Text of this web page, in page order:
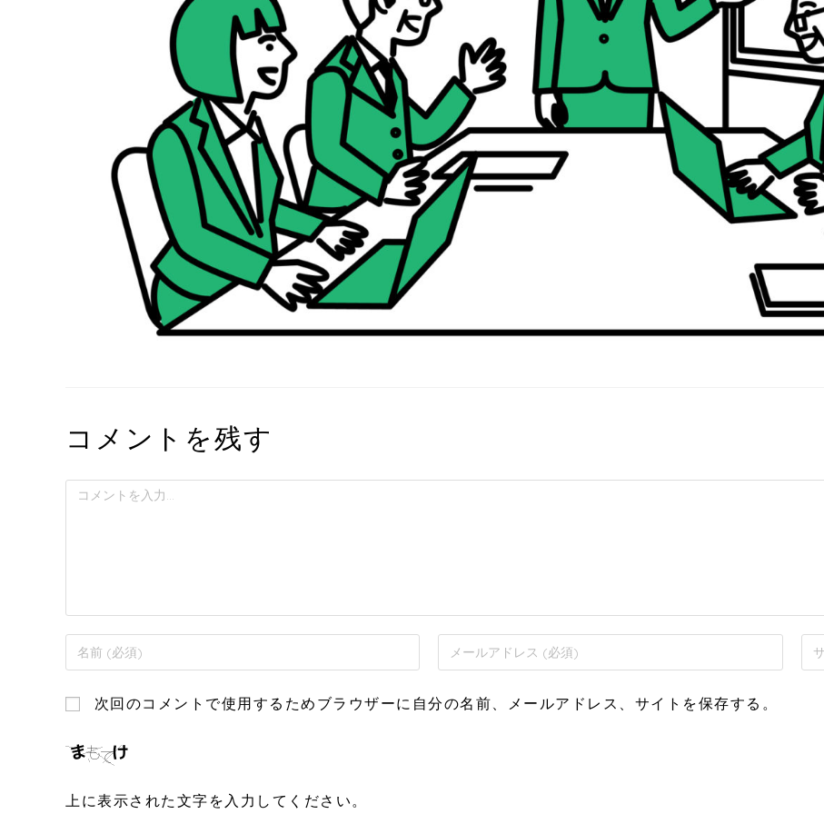
コメントを残す
次回のコメントで使用するためブラウザーに自分の名前、メールアドレス、サイトを保存する。
上に表示された文字を入力してください。